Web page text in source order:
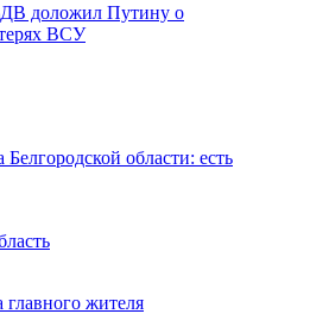
доложил Путину о
ВСУ
области: есть
жителя